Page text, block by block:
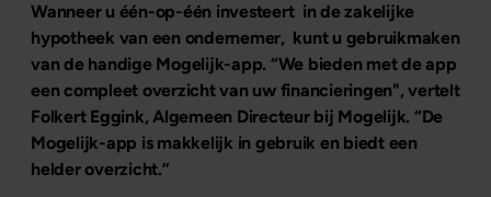
Wanneer u één-op-één investeert in de zakelijke
hypotheek van een ondernemer, kunt u gebruikmaken
van de handige Mogelijk-app. “We bieden met de app
een compleet overzicht van uw financieringen", vertelt
Folkert Eggink, Algemeen Directeur bij Mogelijk. “De
Mogelijk-app is makkelijk in gebruik en biedt een
helder overzicht.”